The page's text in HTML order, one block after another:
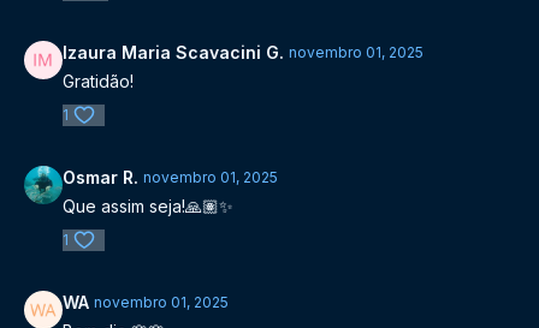
Izaura Maria Scavacini G. novembro 01, 2025
Gratidão!
1
Osmar R. novembro 01, 2025
Que assim seja!🙏🏽✨
1
WA novembro 01, 2025